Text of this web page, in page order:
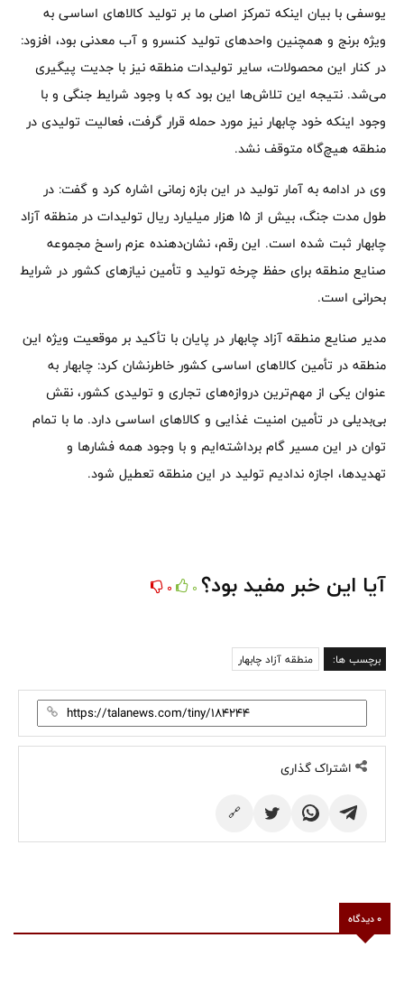
یوسفی با بیان اینکه تمرکز اصلی ما بر تولید کالاهای اساسی به
ویژه برنج و همچنین واحدهای تولید کنسرو و آب معدنی بود، افزود:
در کنار این محصولات، سایر تولیدات منطقه نیز با جدیت پیگیری
می‌شد. نتیجه این تلاش‌ها این بود که با وجود شرایط جنگی و با
وجود اینکه خود چابهار نیز مورد حمله قرار گرفت، فعالیت تولیدی در
منطقه هیچ‌گاه متوقف نشد.
وی در ادامه به آمار تولید در این بازه زمانی اشاره کرد و گفت: در
طول مدت جنگ، بیش از ۱۵ هزار میلیارد ریال تولیدات در منطقه آزاد
چابهار ثبت شده است. این رقم، نشان‌دهنده عزم راسخ مجموعه
صنایع منطقه برای حفظ چرخه تولید و تأمین نیازهای کشور در شرایط
بحرانی است.
مدیر صنایع منطقه آزاد چابهار در پایان با تأکید بر موقعیت ویژه این
منطقه در تأمین کالاهای اساسی کشور خاطرنشان کرد: چابهار به
عنوان یکی از مهم‌ترین دروازه‌های تجاری و تولیدی کشور، نقش
بی‌بدیلی در تأمین امنیت غذایی و کالاهای اساسی دارد. ما با تمام
توان در این مسیر گام برداشته‌ایم و با وجود همه فشارها و
تهدیدها، اجازه ندادیم تولید در این منطقه تعطیل شود.
آیا این خبر مفید بود؟ 0
0
برچسب ها: منطقه آزاد چابهار
اشتراک گذاری
🔗
0 دیدگاه